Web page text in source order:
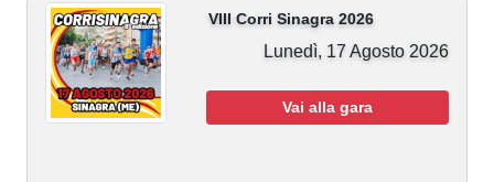
VIII Corri Sinagra 2026
Lunedì, 17 Agosto 2026
Vai alla gara